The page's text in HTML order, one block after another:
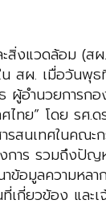
สิ่งแวดล้อม (ส
น สผ. เมื่อวัน
ผู้อำนวยการ
ศไทย” โดย
สนเทศในคณะ
งการ รวมถึง
ข้อมูลความห
เกี่ยวข้อง และ